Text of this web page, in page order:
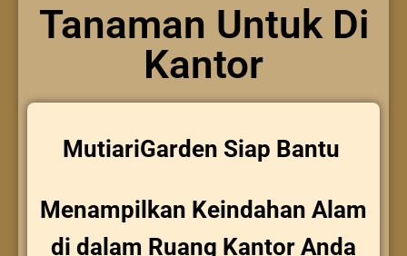
Tanaman Untuk Di
Kantor
MutiariGarden Siap Bantu
Menampilkan Keindahan Alam
di dalam Ruang Kantor Anda